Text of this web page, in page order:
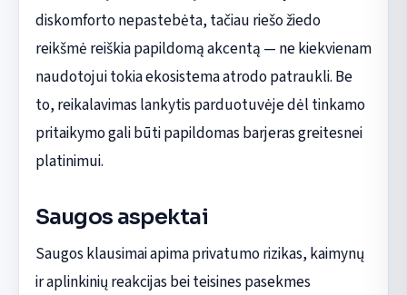
diskomforto nepastebėta, tačiau riešo žiedo
reikšmė reiškia papildomą akcentą — ne kiekvienam
naudotojui tokia ekosistema atrodo patraukli. Be
to, reikalavimas lankytis parduotuvėje dėl tinkamo
pritaikymo gali būti papildomas barjeras greitesnei
platinimui.
Saugos aspektai
Saugos klausimai apima privatumo rizikas, kaimynų
ir aplinkinių reakcijas bei teisines pasekmes